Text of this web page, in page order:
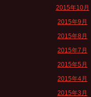
2015年10月
2015年9月
2015年8月
2015年7月
2015年5月
2015年4月
2015年3月